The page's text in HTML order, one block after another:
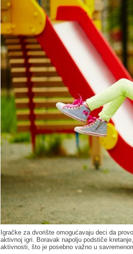
Igračke za dvorište omogućavaju deci da
aktivnoj igri. Boravak napolju podstiče
aktivnosti, što je posebno važno u